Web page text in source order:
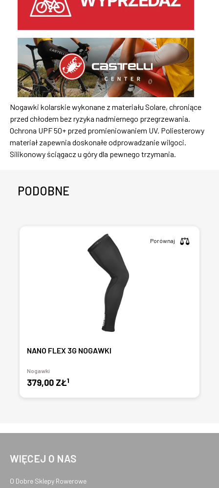
Nogawki kolarskie wykonane z materiału Solare, chroniące
przed chłodem bez ryzyka nadmiernego przegrzewania.
Ochrona UPF 50+ przed promieniowaniem UV. Poliesterowy
materiał zapewnia doskonałe odprowadzanie wilgoci.
Silikonowy ściągacz u góry dla pewnego trzymania.
PODOBNE
NANO FLEX 3G NOGAWKI
Nogawki
379,00 ZŁ1
Porównaj
WIĘCEJ O NAS
O Dobre Sklepy Rowerowe